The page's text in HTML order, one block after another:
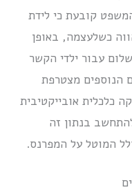
קובעת כי לידת
כשלעצמה, באופן
עבור ילדי הקשר
הנוספים מצטרפת
כלכלית אובייקטיבית
בנתון זה
המוטל על המפרנס.